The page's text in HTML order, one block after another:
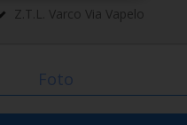
Z.T.L. Varco Via Vapelo
Foto